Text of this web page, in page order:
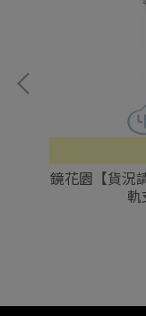
鏡花園【貨況